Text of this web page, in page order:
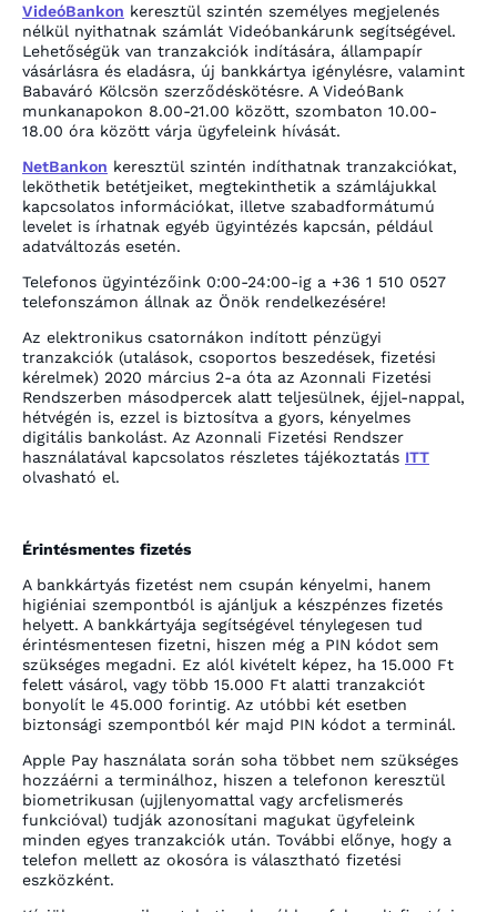
VideóBankon keresztül szintén személyes megjelenés
nélkül nyithatnak számlát Videóbankárunk segítségével.
Lehetőségük van tranzakciók indítására, állampapír
vásárlásra és eladásra, új bankkártya igénylésre, valamint
Babaváró Kölcsön szerződéskötésre. A VideóBank
munkanapokon 8.00-21.00 között, szombaton 10.00-
18.00 óra között várja ügyfeleink hívását.
NetBankon keresztül szintén indíthatnak tranzakciókat,
leköthetik betétjeiket, megtekinthetik a számlájukkal
kapcsolatos információkat, illetve szabadformátumú
levelet is írhatnak egyéb ügyintézés kapcsán, például
adatváltozás esetén.
Telefonos ügyintézőink 0:00-24:00-ig a +36 1 510 0527
telefonszámon állnak az Önök rendelkezésére!
Az elektronikus csatornákon indított pénzügyi
tranzakciók (utalások, csoportos beszedések, fizetési
kérelmek) 2020 március 2-a óta az Azonnali Fizetési
Rendszerben másodpercek alatt teljesülnek, éjjel-nappal,
hétvégén is, ezzel is biztosítva a gyors, kényelmes
digitális bankolást. Az Azonnali Fizetési Rendszer
használatával kapcsolatos részletes tájékoztatás ITT
olvasható el.
Érintésmentes fizetés
A bankkártyás fizetést nem csupán kényelmi, hanem
higiéniai szempontból is ajánljuk a készpénzes fizetés
helyett. A bankkártyája segítségével ténylegesen tud
érintésmentesen fizetni, hiszen még a PIN kódot sem
szükséges megadni. Ez alól kivételt képez, ha 15.000 Ft
felett vásárol, vagy több 15.000 Ft alatti tranzakciót
bonyolít le 45.000 forintig. Az utóbbi két esetben
biztonsági szempontból kér majd PIN kódot a terminál.
Apple Pay használata során soha többet nem szükséges
hozzáérni a terminálhoz, hiszen a telefonon keresztül
biometrikusan (ujjlenyomattal vagy arcfelismerés
funkcióval) tudják azonosítani magukat ügyfeleink
minden egyes tranzakciók után. További előnye, hogy a
telefon mellett az okosóra is választható fizetési
eszközként.